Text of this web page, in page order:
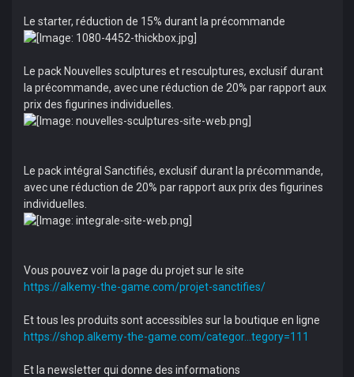
Le starter, réduction de 15% durant la précommande
Le pack Nouvelles sculptures et resculptures, exclusif durant
la précommande, avec une réduction de 20% par rapport aux
prix des figurines individuelles.
Le pack intégral Sanctifiés, exclusif durant la précommande,
avec une réduction de 20% par rapport aux prix des figurines
individuelles.
Vous pouvez voir la page du projet sur le site
https://alkemy-the-game.com/projet-sanctifies/
Et tous les produits sont accessibles sur la boutique en ligne
https://shop.alkemy-the-game.com/categor...tegory=111
Et la newsletter qui donne des informations